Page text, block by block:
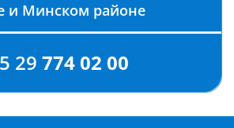
и Минском районе
29 774 02 00